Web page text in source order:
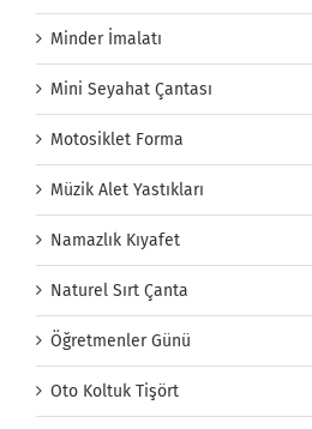
Minder İmalatı
Mini Seyahat Çantası
Motosiklet Forma
Müzik Alet Yastıkları
Namazlık Kıyafet
Naturel Sırt Çanta
Öğretmenler Günü
Oto Koltuk Tişört